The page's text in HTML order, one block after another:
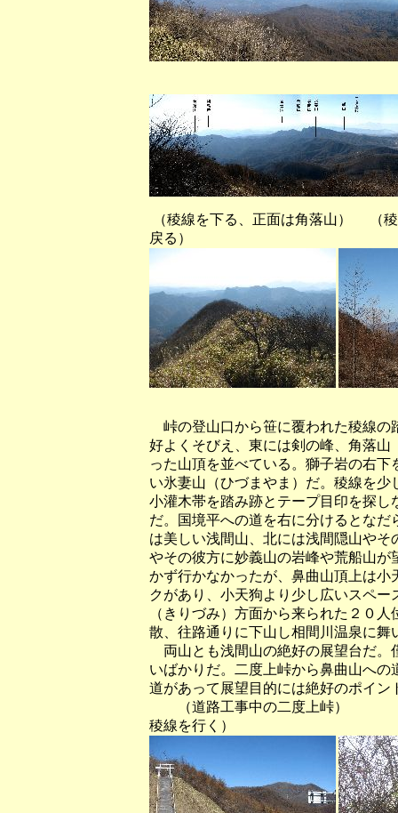
（稜線を下る、正面は角落山
戻る）
峠の登山口から笹に覆われた稜線の
好よくそびえ、東には剣の峰、角落
った山頂を並べている。獅子岩の右
い氷妻山（ひづまやま）だ。稜線を
小灌木帯を踏み跡とテープ目印を探
だ。国境平への道を右に分けるとな
は美しい浅間山、北には浅間隠山や
やその彼方に妙義山の岩峰や荒船山
かず行かなかったが、鼻曲山頂上は
クがあり、小天狗より少し広いスペ
（きりづみ）方面から来られた２０
散、往路通りに下山し相間川温泉に舞
両山とも浅間山の絶好の展望台だ。
いばかりだ。二度上峠から鼻曲山へ
道があって展望目的には絶好のポイン
（道路工事中の二度上
稜線を行く）